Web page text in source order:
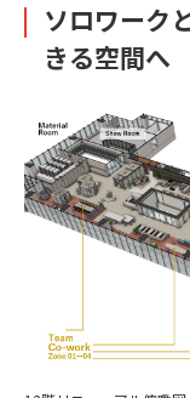
ソロワーク
きる空間へ